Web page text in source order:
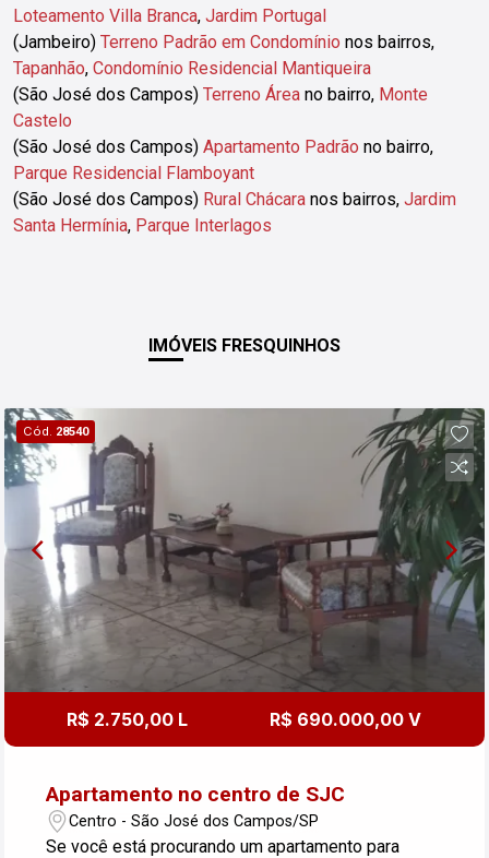
Loteamento Villa Branca, Jardim Portugal
(Jambeiro) Terreno Padrão em Condomínio nos bairros,
Tapanhão, Condomínio Residencial Mantiqueira
(São José dos Campos) Terreno Área no bairro, Monte
Castelo
(São José dos Campos) Apartamento Padrão no bairro,
Parque Residencial Flamboyant
(São José dos Campos) Rural Chácara nos bairros, Jardim
Santa Hermínia, Parque Interlagos
IMÓVEIS FRESQUINHOS
Cód. 28540
R$ 2.750,00 L R$ 690.000,00 V
Apartamento no centro de SJC
Centro - São José dos Campos/SP
Se você está procurando um apartamento para